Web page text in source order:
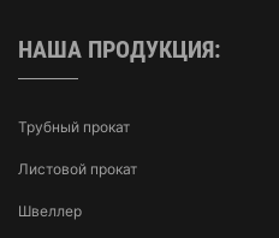
НАША ПРОДУКЦИЯ:
Трубный прокат
Листовой прокат
Швеллер